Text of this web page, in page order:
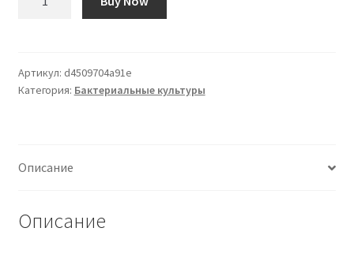
Calcium
-
Probiotics
Unique
Артикул: d4509704a91e
Категория: Бактериальные культуры
Описание
Описание